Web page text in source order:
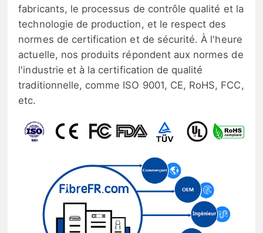
fabricants, le processus de contrôle qualité et la
technologie de production, et le respect des
normes de certification et de sécurité. À l'heure
actuelle, nos produits répondent aux normes de
l'industrie et à la certification de qualité
traditionnelle, comme ISO 9001, CE, RoHS, FCC,
etc.